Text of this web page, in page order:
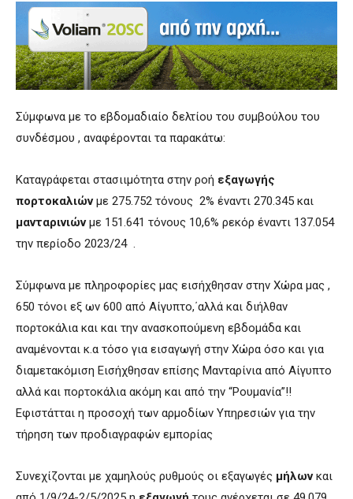
Σύμφωνα με το εβδομαδιαίο δελτίου του συμβούλου του
συνδέσμου , αναφέρονται τα παρακάτω:
Καταγράφεται στασιιμότητα στην ροή εξαγωγής
πορτοκαλιώνμε 275.752 τόνους 2% έναντι 270.345 και
μανταρινιώνμε 151.641 τόνους 10,6% ρεκόρ έναντι 137.054
την περίοδο 2023/24 .
Σύμφωνα με πληροφορίες μας εισήχθησαν στην Χώρα μας ,
650 τόνοι εξ ων 600 από Αίγυπτο,΄αλλά και διήλθαν
πορτοκάλια και και την ανασκοπούμενη εβδομάδα και
αναμένονται κ.α τόσο για εισαγωγή στην Χώρα όσο και για
διαμετακόμιση Εισήχθησαν επίσης Μανταρίνια από Αίγυπτο
αλλά και πορτοκάλια ακόμη και από την “Ρουμανία”!!
Εφιστάτται η προσοχή των αρμοδίων Υπηρεσιών για την
τήρηση των προδιαγραφών εμπορίας
Συνεχίζονται με χαμηλούς ρυθμούς οι εξαγωγές μήλωνκαι